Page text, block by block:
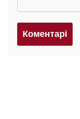
Коментарi